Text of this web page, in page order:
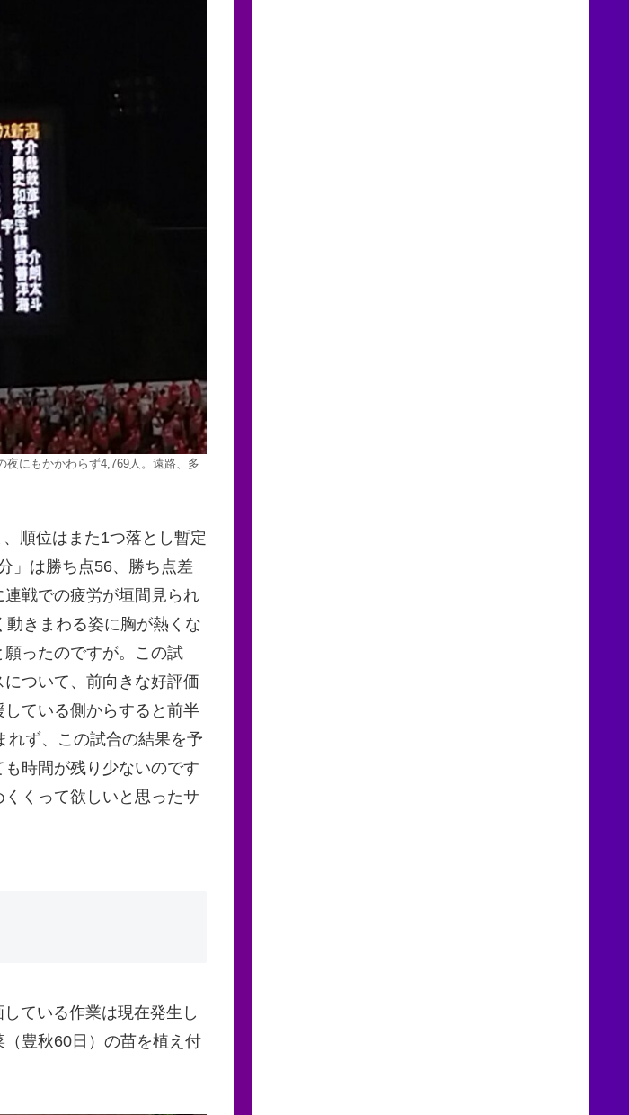
夜にもかかわらず4,769人。遠路、多
順位はまた1つ落とし暫定
」は勝ち点56、勝ち点差
戦での疲労が垣間見られ
きまわる姿に胸が熱くな
ったのですが。この試
ついて、前向きな好評価
ている側からすると前半
れず、この試合の結果を予
時間が残り少ないのです
くって欲しいと思ったサ
ている作業は現在発生し
豊秋60日）の苗を植え付